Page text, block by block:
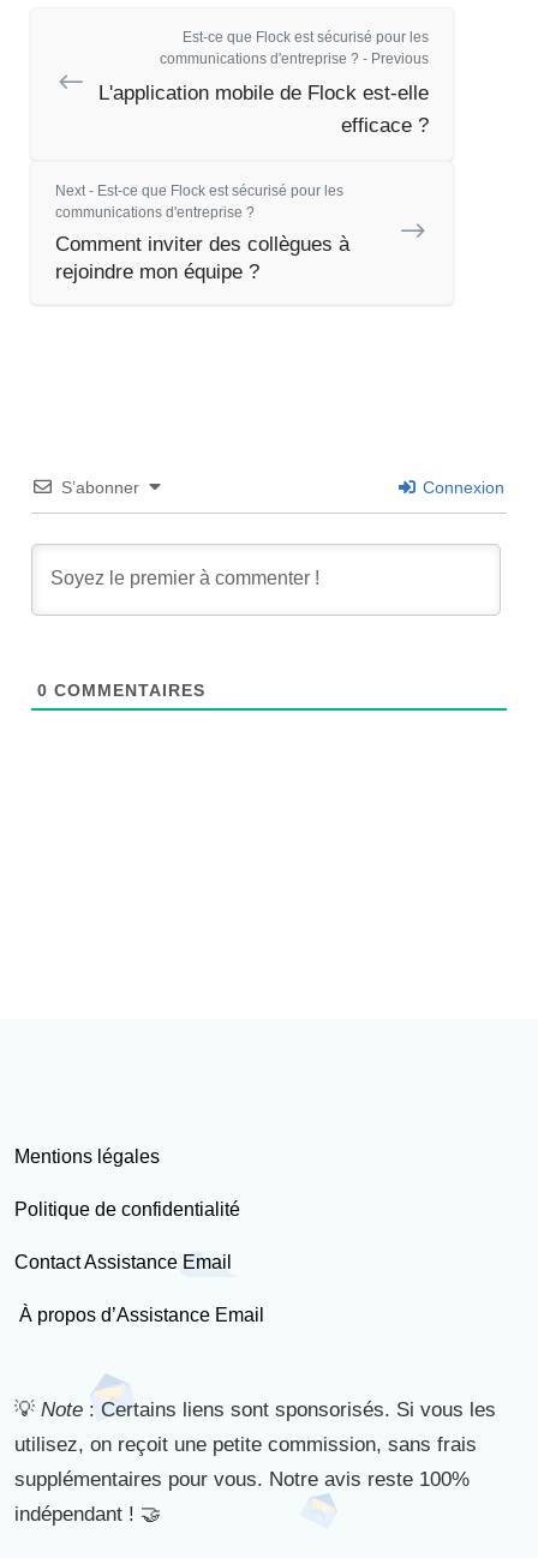
Est-ce que Flock est sécurisé pour les
communications d'entreprise ? - Previous
L'application mobile de Flock est-elle
efficace ?
Next - Est-ce que Flock est sécurisé pour les
communications d'entreprise ?
Comment inviter des collègues à
rejoindre mon équipe ?
S’abonner Connexion
0 COMMENTAIRES
Mentions légales
Politique de confidentialité
Contact Assistance Email
À propos d’Assistance Email
💡 Note : Certains liens sont sponsorisés. Si vous les
utilisez, on reçoit une petite commission, sans frais
supplémentaires pour vous. Notre avis reste 100%
indépendant ! 🤝